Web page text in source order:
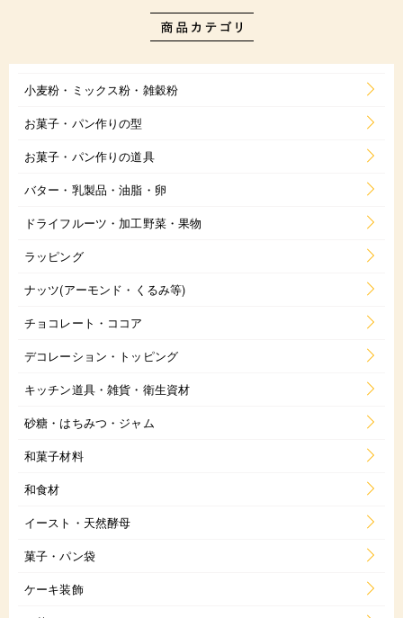
小麦粉・ミックス粉・雑穀粉
お菓子・パン作りの型
お菓子・パン作りの道具
バター・乳製品・油脂・卵
ドライフルーツ・加工野菜・果物
ラッピング
ナッツ(アーモンド・くるみ等)
チョコレート・ココア
デコレーション・トッピング
キッチン道具・雑貨・衛生資材
砂糖・はちみつ・ジャム
和菓子材料
和食材
イースト・天然酵母
菓子・パン袋
ケーキ装飾